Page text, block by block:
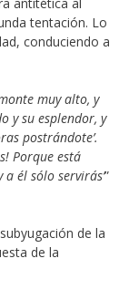
tentación. Lo
conduciendo a
muy alto, y
y su esplendor, y
postrándote’.
Porque está
él sólo servirás’”
de la
de la